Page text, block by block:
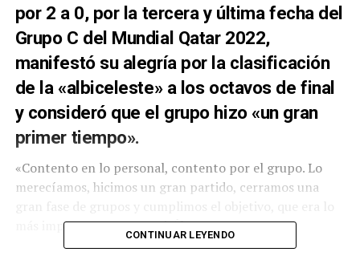
por 2 a 0, por la tercera y última fecha del
Grupo C del Mundial Qatar 2022,
manifestó su alegría por la clasificación
de la «albiceleste» a los octavos de final
y consideró que el grupo hizo «un gran
primer tiempo».
«Contento en lo personal, contento por el grupo. Lo
merecíamos, hicimos un gran partido, cerramos una
más importante», expresó Álvarez.
CONTINUAR LEYENDO